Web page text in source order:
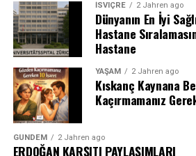
İSVIÇRE 2 Jahren ago
Dünyanın En İyi
Hastane
Hastane
YAŞAM 2 Jahren ago
Kıskanç Kaynana
Kaçırmamanız
GÜNDEM 2 Jahren ago
ERDOĞAN KARŞITI PAYLAŞIMLARI